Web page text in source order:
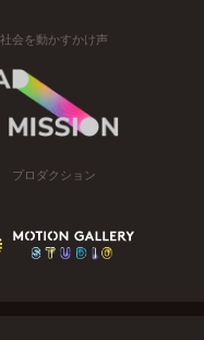
社会を動かすかけ声
プロダクション